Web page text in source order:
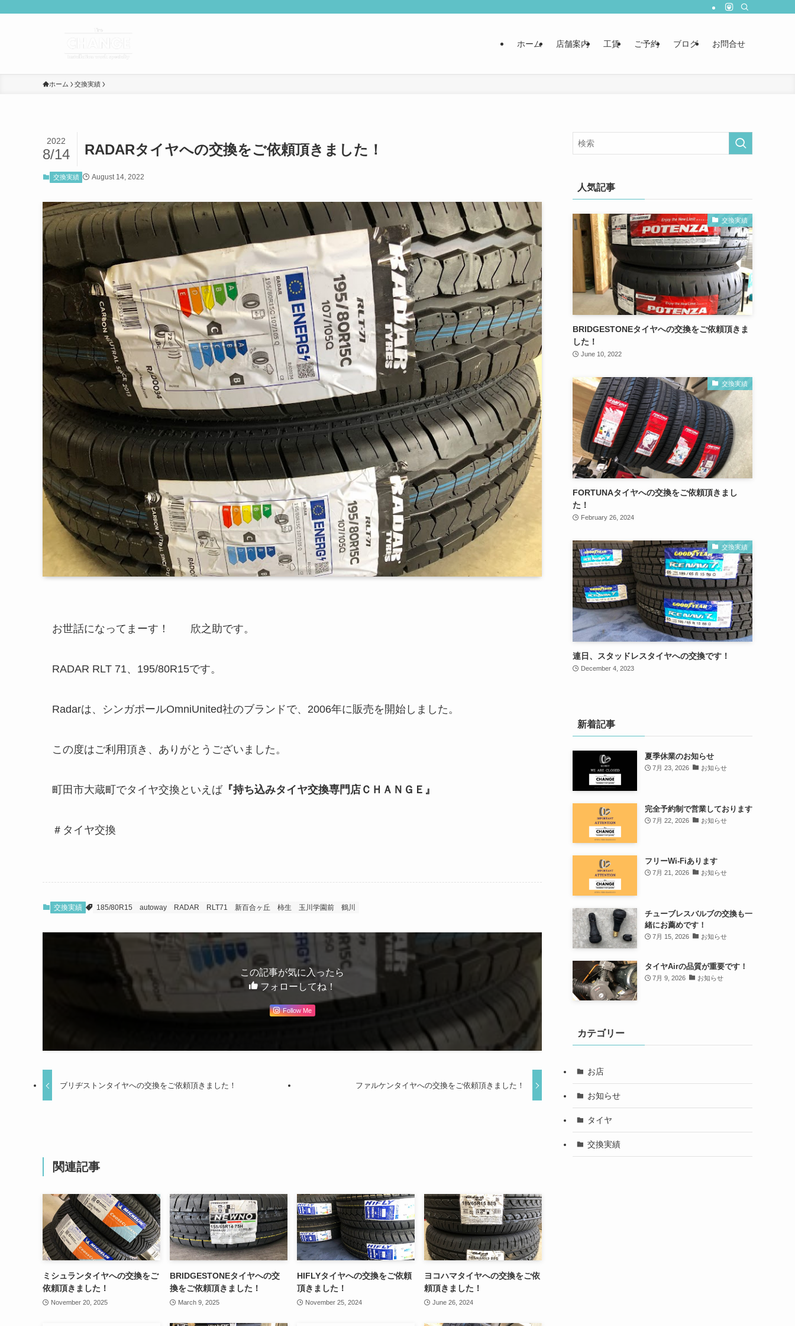
ホーム 店舗案内 工賃 ご予約 ブログ お問合せ
ホーム 交換実績
RADARタイヤへの交換をご依頼頂きました！
2022
8/14
交換実績 August 14, 2022
お世話になってまーす！ 欣之助です。
RADAR RLT 71、195/80R15です。
Radarは、シンガポールOmniUnited社のブランドで、2006年に販売を開始しました。
この度はご利用頂き、ありがとうございました。
町田市大蔵町でタイヤ交換といえば『持ち込みタイヤ交換専門店ＣＨＡＮＧＥ』
＃タイヤ交換
交換実績 185/80R15 autoway RADAR RLT71 新百合ヶ丘 柿生 玉川学園前 鶴川
この記事が気に入ったら
フォローしてね！
Follow Me
ブリヂストンタイヤへの交換をご依頼頂きました！ ファルケンタイヤへの交換をご依頼頂きました！
関連記事
ミシュランタイヤへの交換をご
依頼頂きました！
November 20, 2025
BRIDGESTONEタイヤへの交
換をご依頼頂きました！
March 9, 2025
HIFLYタイヤへの交換をご依頼
頂きました！
November 25, 2024
ヨコハマタイヤへの交換をご依
頼頂きました！
June 26, 2024
人気記事
交換実績
BRIDGESTONEタイヤへの交換をご依頼頂きま
した！
June 10, 2022
交換実績
FORTUNAタイヤへの交換をご依頼頂きまし
た！
February 26, 2024
交換実績
連日、スタッドレスタイヤへの交換です！
December 4, 2023
新着記事
夏季休業のお知らせ
7月 23, 2026 お知らせ
完全予約制で営業しております
7月 22, 2026 お知らせ
フリーWi-Fiあります
7月 21, 2026 お知らせ
チューブレスバルブの交換も一
緒にお薦めです！
7月 15, 2026 お知らせ
タイヤAirの品質が重要です！
7月 9, 2026 お知らせ
カテゴリー
お店
お知らせ
タイヤ
交換実績